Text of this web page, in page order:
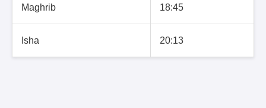
Maghrib 18:45
Isha 20:13